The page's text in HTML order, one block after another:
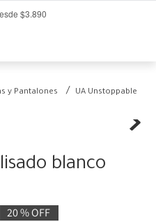
$3.890
y Pantalones
UA Unstoppable
blanco
20 %OFF